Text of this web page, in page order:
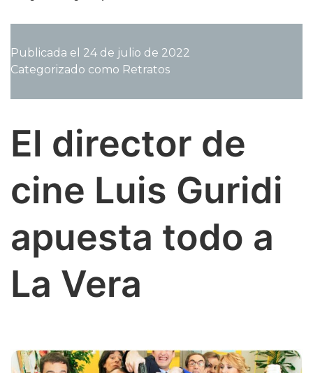
a
Vera
y
las
calles
Valverde,
Antonio
ilumina
con
diseño
la
de
Tejiendo
Publicada el 24 de julio de 2022
Categorizado como Retratos
El director de
cine Luis Guridi
apuesta todo a
La Vera